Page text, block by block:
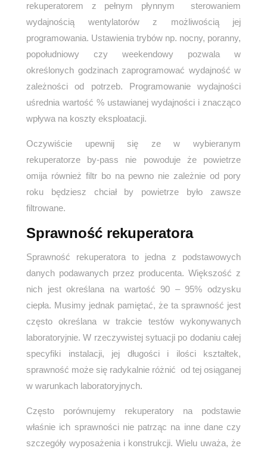
rekuperatorem z pełnym płynnym sterowaniem
wydajnością wentylatorów z możliwością jej
programowania. Ustawienia trybów np. nocny, poranny,
popołudniowy czy weekendowy pozwala w
określonych godzinach zaprogramować wydajność w
zależności od potrzeb. Programowanie wydajności
uśrednia wartość % ustawianej wydajności i znacząco
wpływa na koszty eksploatacji.
Oczywiście upewnij się ze w wybieranym
rekuperatorze by-pass nie powoduje że powietrze
omija również filtr bo na pewno nie zależnie od pory
roku będziesz chciał by powietrze było zawsze
filtrowane.
Sprawność rekuperatora
Sprawność rekuperatora to jedna z podstawowych
danych podawanych przez producenta. Większość z
nich jest określana na wartość 90 – 95% odzysku
ciepła. Musimy jednak pamiętać, że ta sprawność jest
często określana w trakcie testów wykonywanych
laboratoryjnie. W rzeczywistej sytuacji po dodaniu całej
specyfiki instalacji, jej długości i ilości kształtek,
sprawność może się radykalnie różnić od tej osiąganej
w warunkach laboratoryjnych.
Często porównujemy rekuperatory na podstawie
właśnie ich sprawności nie patrząc na inne dane czy
szczegóły wyposażenia i konstrukcji. Wielu uważa, że